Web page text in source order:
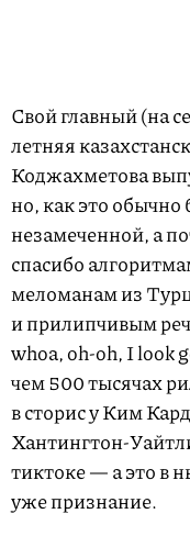
Свой главный (на
летняя
Коджахметова
но, как это
незамеченной, а
спасибо
меломанам из
и прилипчивым
whoa, oh-oh, I look
чем 500 тысячах
в сторис у Ким
Хантингтон-
тиктоке — а это в
уже признание.